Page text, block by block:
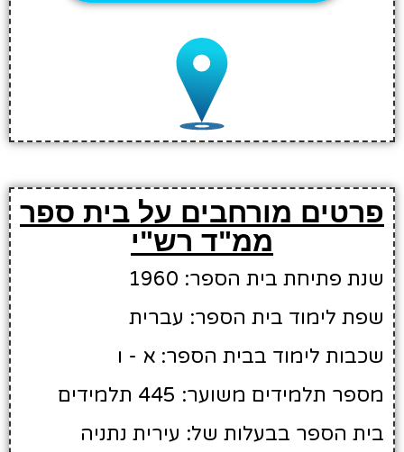
פרטים מורחבים על בית ספר
ממ"ד רש"י
שנת פתיחת בית הספר: 1960
שפת לימוד בית הספר: עברית
שכבות לימוד בבית הספר: א - ו
מספר תלמידים משוער: 445 תלמידים
בית הספר בבעלות של: עירית נתניה